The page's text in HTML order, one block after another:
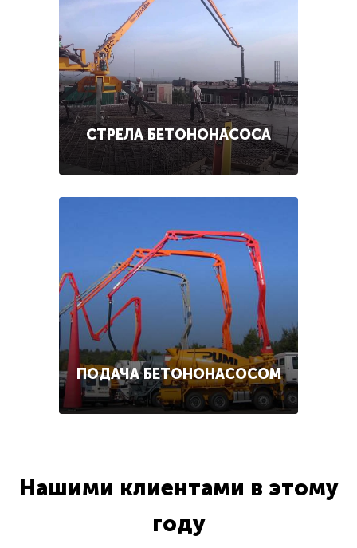
СТРЕЛА БЕТОНОНАСОСА
ПОДАЧА БЕТОНОНАСОСОМ
Нашими клиентами в этому
году